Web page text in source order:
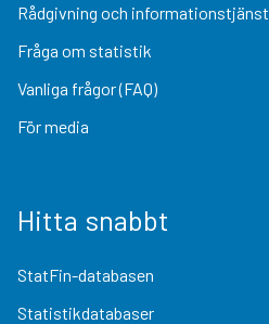
Rådgivning och informationstjänst
Fråga om statistik
Vanliga frågor (FAQ)
För media
Hitta snabbt
StatFin-databasen
Statistikdatabaser